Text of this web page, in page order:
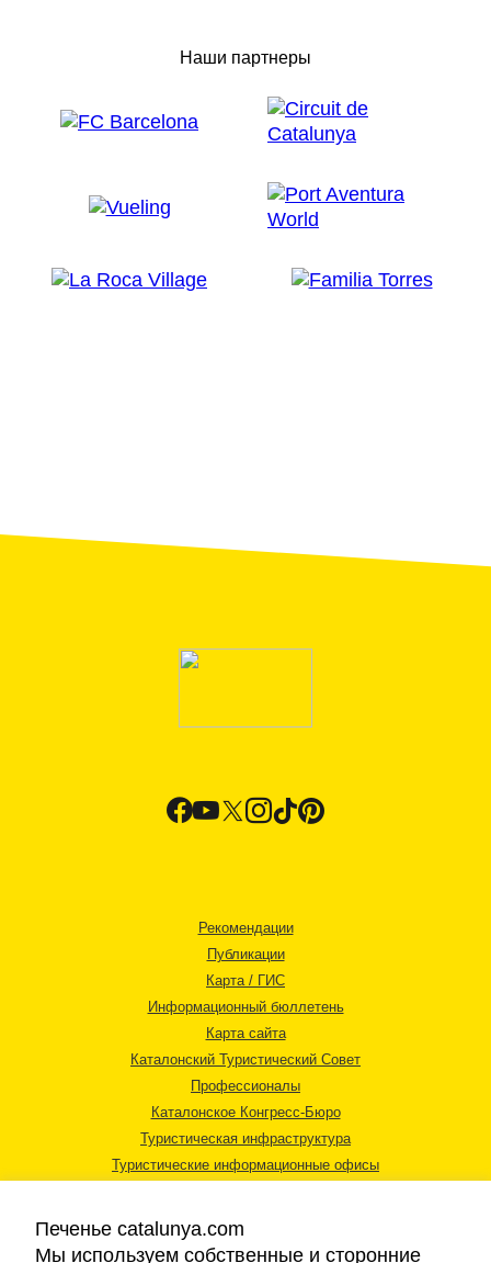
Наши партнеры
Рекомендации
Публикации
Карта / ГИС
Информационный бюллетень
Карта сайта
Каталонский Туристический Совет
Профессионалы
Каталонское Конгресс-Бюро
Туристическая инфраструктура
Туристические информационные офисы
Печенье catalunya.com
Мы используем собственные и сторонние